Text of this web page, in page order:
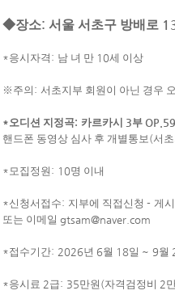
◆장소: 서울 서초구 방배로
*응시자격 : 남 녀 만 10세 이상
※ 주의 : 서초지부 회원이 아닌 경우
*오디션 지정곡: 카르카시 3부
핸드폰 동영상 심사 후 개별통보(서
*모집정원 : 10명 이내
*신청서접수: 지부에 직접신청 - 게
또는 이메일 gtsam@naver.com
*접수기간: 2026년 6월 18일 ~ 9월
*응시료 2급: 35만원 (자격검정비 2